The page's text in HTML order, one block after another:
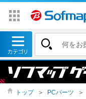
トップ ＞ PCパーツ ＞